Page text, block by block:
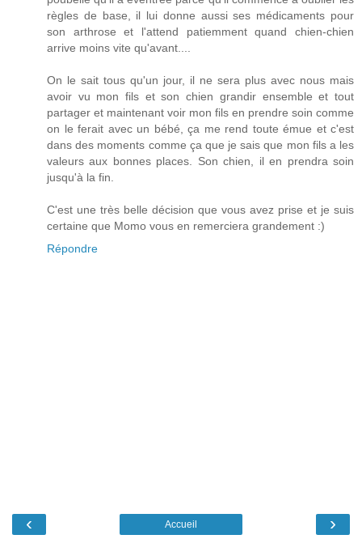
règles de base, il lui donne aussi ses médicaments pour
son arthrose et l'attend patiemment quand chien-chien
arrive moins vite qu'avant....
On le sait tous qu'un jour, il ne sera plus avec nous mais
avoir vu mon fils et son chien grandir ensemble et tout
partager et maintenant voir mon fils en prendre soin comme
on le ferait avec un bébé, ça me rend toute émue et c'est
dans des moments comme ça que je sais que mon fils a les
valeurs aux bonnes places. Son chien, il en prendra soin
jusqu'à la fin.
C'est une très belle décision que vous avez prise et je suis
certaine que Momo vous en remerciera grandement :)
Répondre
‹ ›
Accueil